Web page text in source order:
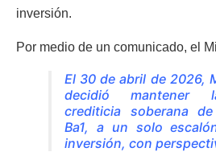
inversión.
Por medio de un comunicado, el
El 30 de abril de 2026,
decidió mantener
crediticia soberana
Ba1, a un solo
inversión, con